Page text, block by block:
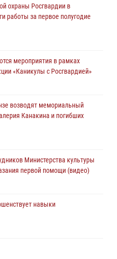
пресечена
под реабилитационный центр
области подвели итоги
праздничных мероприятий в
охраны Росгвардии в
работы за первое полугодие
мероприятия в рамках
«Каникулы с Росгвардией»
возводят мемориальный
Канакина и погибших
Министерства культуры
первой помощи (видео)
навыки